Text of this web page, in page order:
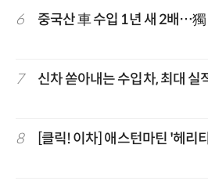
6 중국산 車 수입 1년 새 2배…獨
7 신차 쏟아내는 수입차, 최대 실
8 [클릭! 이차] 애스턴마틴 '헤리